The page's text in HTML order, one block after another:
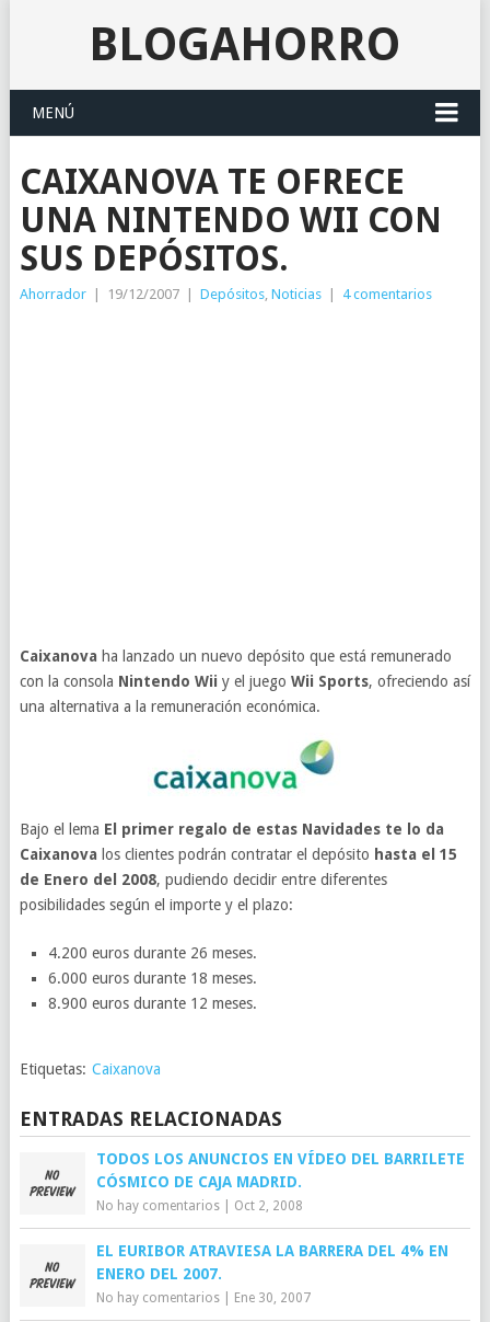
BLOGAHORRO
MENÚ
CAIXANOVA TE OFRECE
UNA NINTENDO WII CON
SUS DEPÓSITOS.
Ahorrador 19/12/2007 Depósitos, Noticias 4 comentarios
Caixanova ha lanzado un nuevo depósito que está remunerado
con la consola Nintendo Wii y el juego Wii Sports, ofreciendo así
una alternativa a la remuneración económica.
Bajo el lema El primer regalo de estas Navidades te lo da
Caixanova los clientes podrán contratar el depósito hasta el 15
de Enero del 2008, pudiendo decidir entre diferentes
posibilidades según el importe y el plazo:
4.200 euros durante 26 meses.
6.000 euros durante 18 meses.
8.900 euros durante 12 meses.
Etiquetas: Caixanova
ENTRADAS RELACIONADAS
TODOS LOS ANUNCIOS EN VÍDEO DEL BARRILETE
CÓSMICO DE CAJA MADRID.
No hay comentarios| Oct 2, 2008
EL EURIBOR ATRAVIESA LA BARRERA DEL 4% EN
ENERO DEL 2007.
No hay comentarios| Ene 30, 2007